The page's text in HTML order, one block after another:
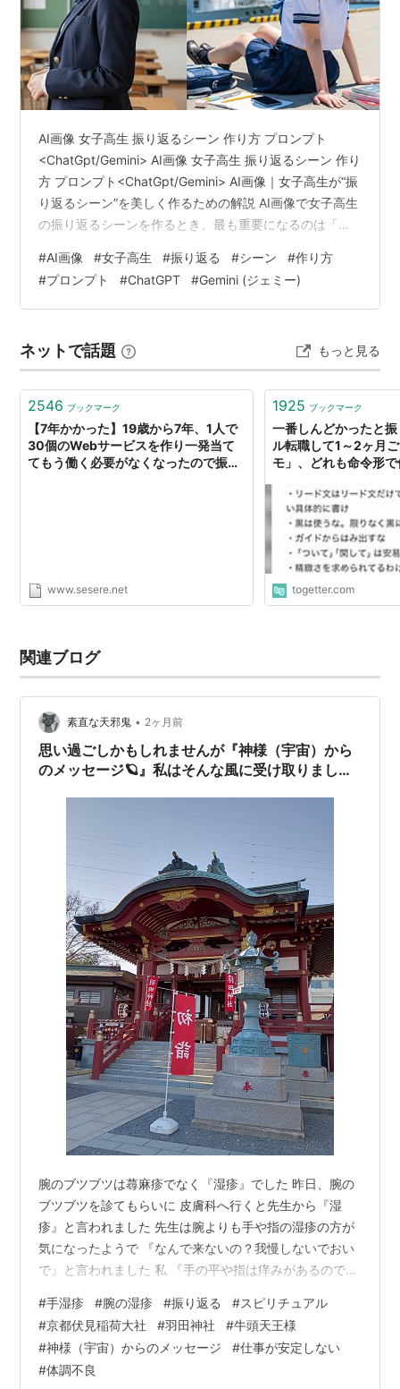
AI画像 女子高生 振り返るシーン 作り方 プロンプト
<ChatGpt/Gemini> AI画像 女子高生 振り返るシーン 作り
方 プロンプト<ChatGpt/Gemini> AI画像｜女子高生が“振
り返るシーン”を美しく作るための解説 AI画像で女子高生
の振り返るシーンを作るとき、最も重要になるのは「動
である。静止画でありながら、振り返るという動作の余
韻を感じさせるためには、プロンプトの書き方に細かな
工夫が必要になる。特に日本人向けのAI画像生成では、
常のリアリティを丁寧に指定することで、自然…
#AI画像 #女子高生 #振り返る #シーン #作り方
#プロンプト #ChatGPT #Gemini (ジェミー)
ネットで話題 もっと見る
2546 ブックマーク
【7年かかった】19歳から7年、1人で
30個のWebサービスを作り一発当て
てもう働く必要がなくなったので振り
www.sesere.net
1925 ブックマーク
一番しんどかったと
ル転職して1～2ヶ月
モ」、どれも命令形
則が書いてある
togetter.com
関連ブログ
素直な天邪鬼 • 2ヶ月前
思い過ごしかもしれませんが『神様（宇宙）から
のメッセージ🪐』私はそんな風に受け取りました
腕のブツブツは蕁麻疹でなく『湿疹』でした 昨日、腕の
ブツブツを診てもらいに 皮膚科へ行くと先生から『湿
疹』と言われました 先生は腕よりも手や指の湿疹の方が
気になったようで 『なんで来ないの？我慢しないでおい
で』と言われました 私 『手の平や指は痒みがあるのです
私 『…そうなんですね 土曜日の朝より拡がってきてて…
これ、もっと拡がりますか？』 先生 『さあ〜こればかり
はわからない』 私 『原因って何ですかね？💦 去年から
手湿疹も治らなくて…💦』 先生 『手や腕は表に出てて、
#手湿疹 #腕の湿疹 #振り返る #スピリチュアル
#京都伏見稲荷大社 #羽田神社 #牛頭天王様
#神様（宇宙）からのメッセージ #仕事が安定しない
#体調不良